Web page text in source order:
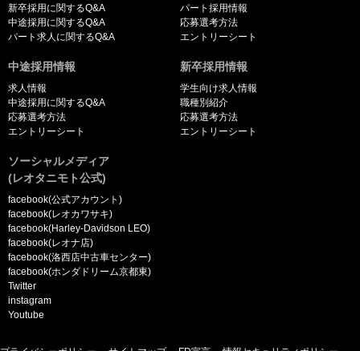
新卒採用に関するQ&A
中途採用に関するQ&A
パート求人に関するQ&A
パート採用情報
応募選考方法
エントリーシート
中途採用情報
求人情報
中途採用に関するQ&A
応募選考方法
エントリーシート
新卒採用情報
学生向け求人情報
職種別紹介
応募選考方法
エントリーシート
ソーシャルメディア
(レオタニモト公式)
facebook(公式アカウント)
facebook(レオカワサキ)
facebook(Harley-Davidson LEO)
facebook(レオナ店)
facebook(洛西店中古車センター)
facebook(ホンダドリーム京都東)
Twitter
instagram
Youtube